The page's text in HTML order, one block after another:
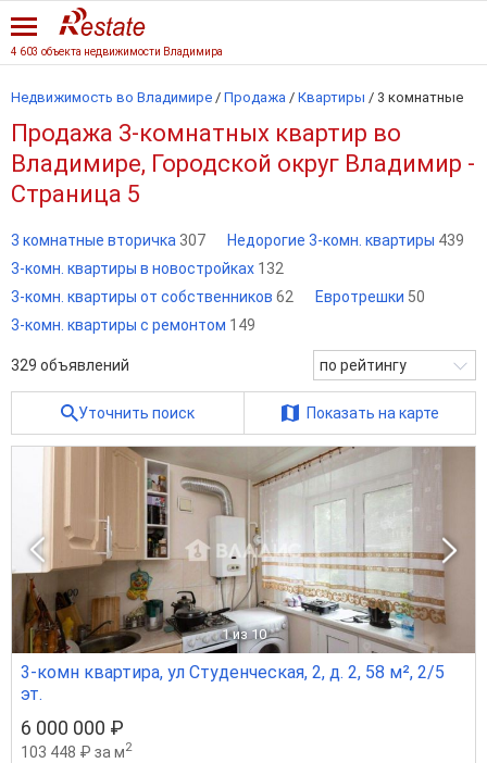
4 603 объекта недвижимости Владимира
Недвижимость во Владимире / Продажа / Квартиры / 3 комнатные
Продажа 3-комнатных квартир во
Владимире, Городской округ Владимир -
Страница 5
3 комнатные вторичка 307 Недорогие 3-комн. квартиры 439
3-комн. квартиры в новостройках 132
3-комн. квартиры от собственников 62 Евротрешки 50
3-комн. квартиры с ремонтом 149
329 объявлений по рейтингу
Уточнить поиск Показать на карте
1 из 10
3-комн квартира, ул Студенческая, 2, д. 2, 58 м², 2/5
эт.
6 000 000 ₽
103 448 ₽ за м2